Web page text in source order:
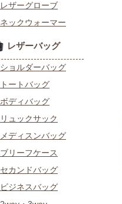
レザーグローブ
ネックウォーマー
レザーバッグ
ショルダーバッグ
トートバッグ
ボディバッグ
リュックサック
メディスンバッグ
ブリーフケース
セカンドバッグ
ビジネスバッグ